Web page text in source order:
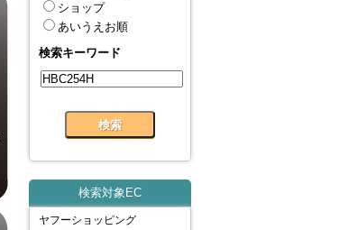
ショップ
あいうえお順
検索キーワード
検索対象EC
ヤフーショッピング